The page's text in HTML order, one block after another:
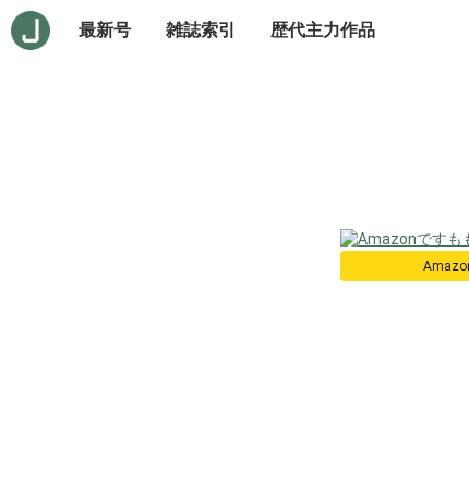
最新号 雑誌索引 歴代主力作品